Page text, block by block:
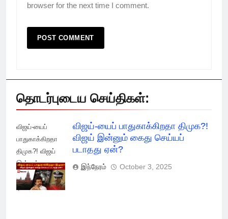
browser for the next time I comment.
தொடர்புடைய செய்திகள்:
விஜய்-யைப்
பாதுகாக்கிறதா
திமுக?! விஜய்
இன்னும் கைது
செய்யப் படாதது
ஏன்?
விஜய்-யைப் பாதுகாக்கிறதா திமுக?!
விஜய் இன்னும் கைது செய்யப்
படாதது ஏன்?
இந்நேரம் October 3, 2025